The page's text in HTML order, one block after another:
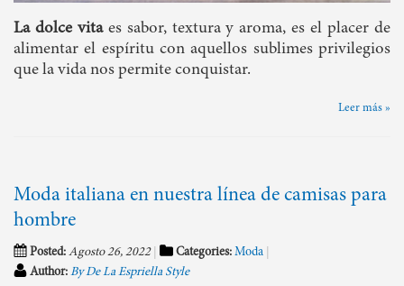
La dolce vita es sabor, textura y aroma, es el placer de
alimentar el espíritu con aquellos sublimes privilegios
que la vida nos permite conquistar.
Leer más »
Moda italiana en nuestra línea de camisas para
hombre
Posted: Agosto 26, 2022 Categories: Moda
Author: By De La Espriella Style